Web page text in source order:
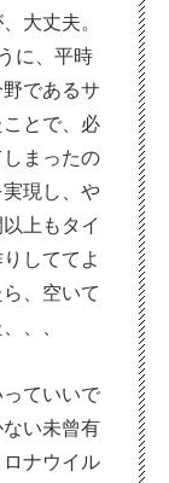
大丈夫。
に、平時
であるサ
とで、必
まったの
現し、や
上もタイ
しててよ
、空いて
、、
ていいで
い未曾有
ナウイル